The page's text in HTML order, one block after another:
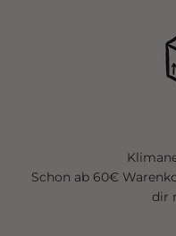
Schon ab 60€
dir